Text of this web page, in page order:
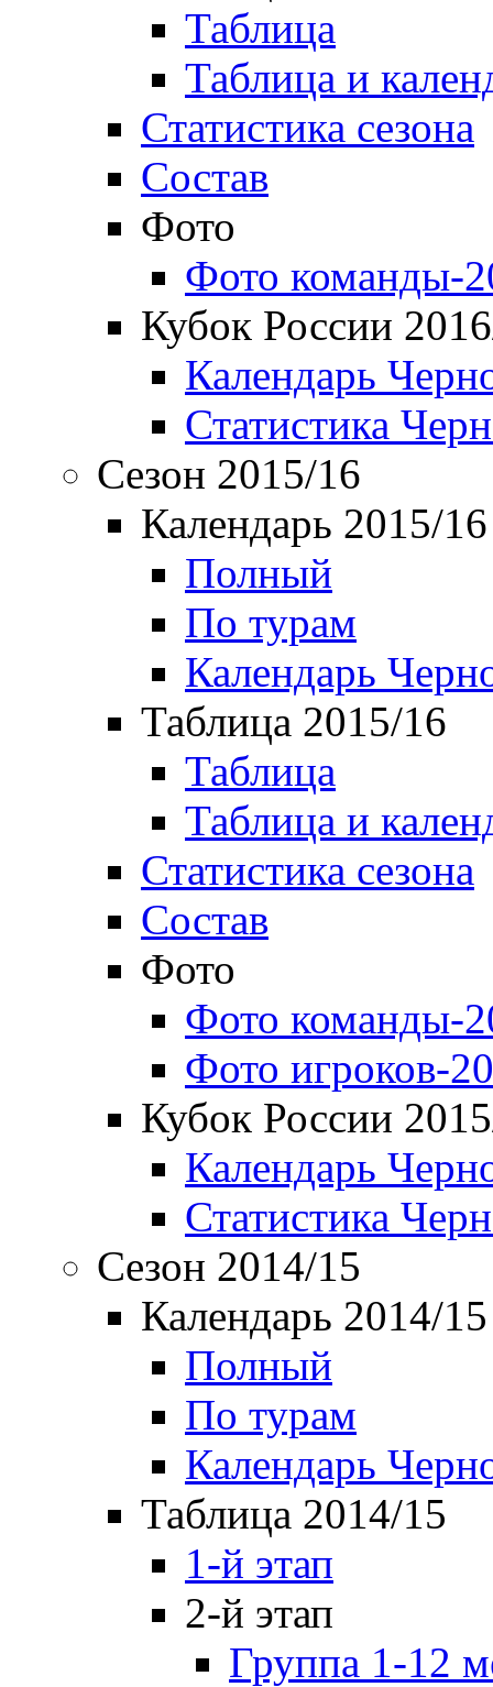
Таблица
Таблица и
Статистика сезона
Состав
Фото
Фото команды-
Кубок России
Календарь
Статистика
Сезон 2015/16
Календарь 2015/16
Полный
По турам
Календарь
Таблица 2015/16
Таблица
Таблица и
Статистика сезона
Состав
Фото
Фото команды-
Фото игроков-
Кубок России
Календарь
Статистика
Сезон 2014/15
Календарь 2014/15
Полный
По турам
Календарь
Таблица 2014/15
1-й этап
2-й этап
Группа 1-12